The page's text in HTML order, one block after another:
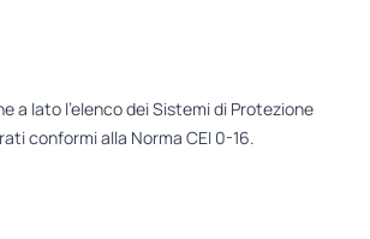
a lato l’elenco dei Sistemi di Protezione
conformi alla Norma CEI 0-16.